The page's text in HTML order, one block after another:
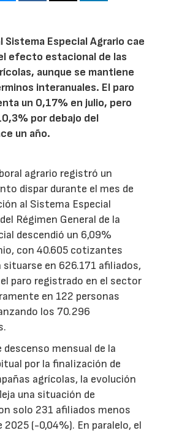
Sistema Especial Agrario cae
efecto estacional de las
aunque se mantiene
interanuales. El paro
un 0,17% en julio, pero
por debajo del
un año.
agrario registró un
dispar durante el mes de
al Sistema Especial
Régimen General de la
descendió un 6,09%
con 40.605 cotizantes
en 626.171 afiliados,
paro registrado en el sector
en 122 personas
los 70.296
descenso mensual de la
por la finalización de
agrícolas, la evolución
una situación de
solo 231 afiliados menos
2025 (-0,04%). En paralelo, el